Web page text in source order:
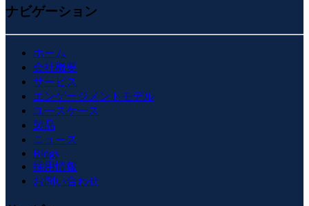
ナビゲーション
ホーム
会社概要
サービス
エンゲージメントモデル
ユースケース
製品
ニュース
Blogs
採用情報
お問い合わせ